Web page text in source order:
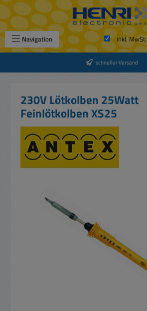
Zum Hauptinhalt springen
Navigation inkl. MwSt.
schneller Versand
230V Lötkolben 25Watt
Feinlötkolben XS25